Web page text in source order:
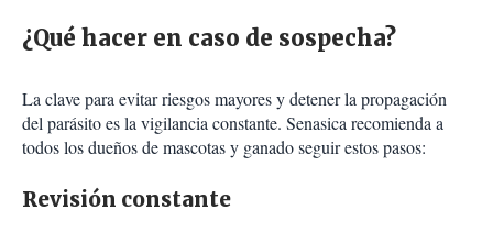
¿Qué hacer en caso de sospecha?
La clave para evitar riesgos mayores y detener la propagación
del parásito es la vigilancia constante. Senasica recomienda a
todos los dueños de mascotas y ganado seguir estos pasos:
Revisión constante